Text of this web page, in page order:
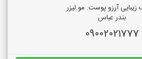
زیبایی آرزو پوست. مو.لیزر
بندر عباس
09002021777